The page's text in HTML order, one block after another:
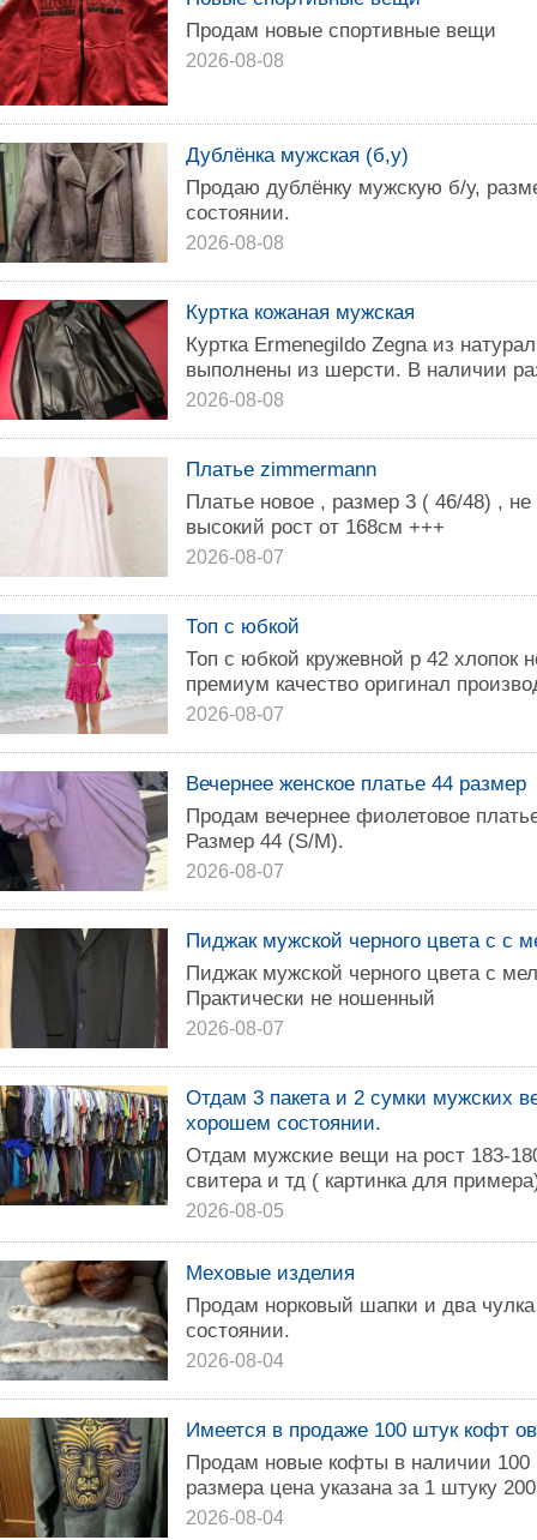
Продам новые спортивные вещи
2026-08-08
Дублёнка мужская (б,у)
Продаю дублёнку мужскую б/у,
состоянии.
2026-08-08
Куртка кожаная мужская
Куртка Ermenegildo Zegna из
выполнены из шерсти. В наличии
2026-08-08
Платье zimmermann
Платье новое , размер 3 ( 46/48) ,
высокий рост от 168см +++
2026-08-07
Топ с юбкой
Топ с юбкой кружевной р 42 хлопок
премиум качество оригинал
2026-08-07
Вечернее женское платье 44 размер
Продам вечернее фиолетовое
Размер 44 (S/M).
2026-08-07
Пиджак мужской черного цвета с с
Пиджак мужской черного цвета с
Практически не ношенный
2026-08-07
Отдам 3 пакета и 2 сумки мужских
хорошем состоянии.
Отдам мужские вещи на рост 183-
свитера и тд ( картинка для
2026-08-05
Меховые изделия
Продам норковый шапки и два
состоянии.
2026-08-04
Имеется в продаже 100 штук кофт
Продам новые кофты в наличии 100
размера цена указана за 1 штуку
2026-08-04